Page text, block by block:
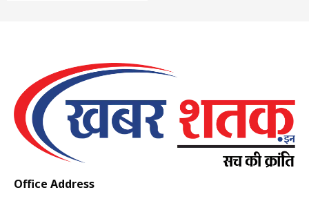
Office Address